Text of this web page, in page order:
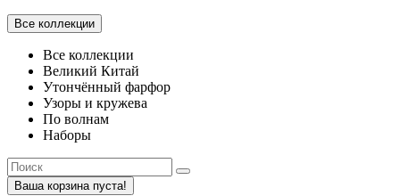
Все коллекции
Все коллекции
Великий Китай
Утончённый фарфор
Узоры и кружева
По волнам
Наборы
Ваша корзина пуста!